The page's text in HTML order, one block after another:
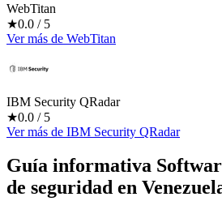
WebTitan
★0.0 / 5
Ver más de WebTitan
IBM Security QRadar
★0.0 / 5
Ver más de IBM Security QRadar
Guía informativa
de seguridad en